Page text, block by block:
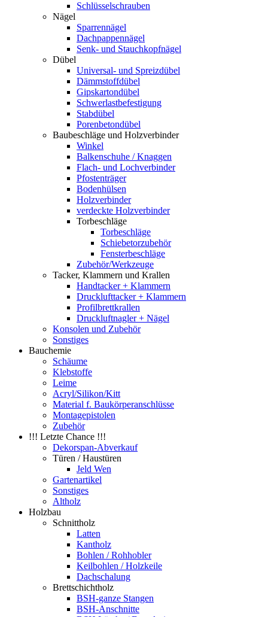
Schlüsselschrauben
Nägel
Sparrennägel
Dachpappennägel
Senk- und Stauchkopfnägel
Dübel
Universal- und Spreizdübel
Dämmstoffdübel
Gipskartondübel
Schwerlastbefestigung
Stabdübel
Porenbetondübel
Baubeschläge und Holzverbinder
Winkel
Balkenschuhe / Knaggen
Flach- und Lochverbinder
Pfostenträger
Bodenhülsen
Holzverbinder
verdeckte Holzverbinder
Torbeschläge
Torbeschläge
Schiebetorzubehör
Fensterbeschläge
Zubehör/Werkzeuge
Tacker, Klammern und Krallen
Handtacker + Klammern
Drucklufttacker + Klammern
Profilbrettkrallen
Druckluftnagler + Nägel
Konsolen und Zubehör
Sonstiges
Bauchemie
Schäume
Klebstoffe
Leime
Acryl/Silikon/Kitt
Material f. Baukörperanschlüsse
Montagepistolen
Zubehör
!!! Letzte Chance !!!
Dekorspan-Abverkauf
Türen / Haustüren
Jeld Wen
Gartenartikel
Sonstiges
Altholz
Holzbau
Schnittholz
Latten
Kantholz
Bohlen / Rohhobler
Keilbohlen / Holzkeile
Dachschalung
Brettschichtholz
BSH-ganze Stangen
BSH-Anschnitte